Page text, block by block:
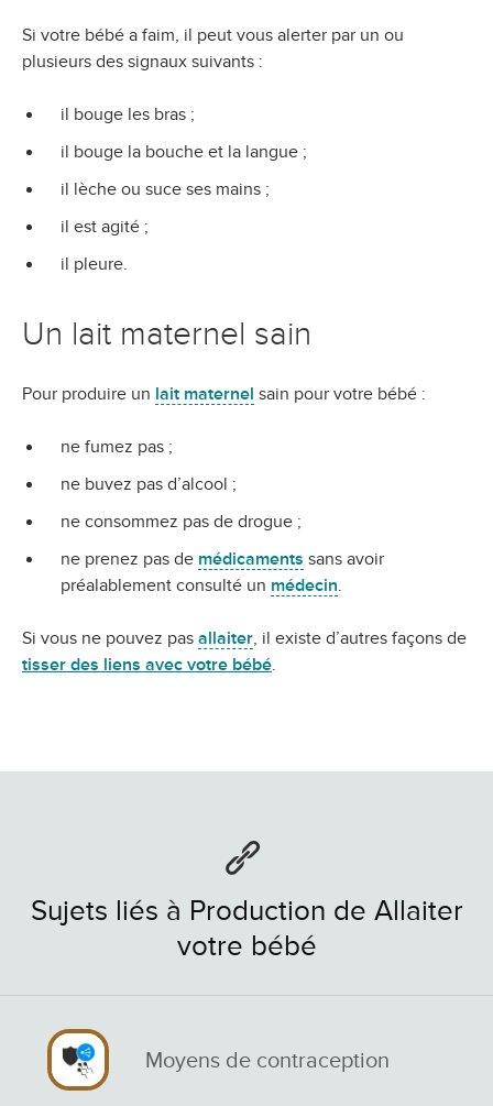
Si votre bébé a faim, il peut vous alerter par un ou
plusieurs des signaux suivants :
il bouge les bras ;
il bouge la bouche et la langue ;
il lèche ou suce ses mains ;
il est agité ;
il pleure.
Un lait maternel sain
Pour produire un lait maternel sain pour votre bébé :
ne fumez pas ;
ne buvez pas d’alcool ;
ne consommez pas de drogue ;
ne prenez pas de médicaments sans avoir
préalablement consulté un médecin.
Si vous ne pouvez pas allaiter, il existe d’autres façons de
tisser des liens avec votre bébé.
Sujets liés à Production de Allaiter
votre bébé
Moyens de contraception